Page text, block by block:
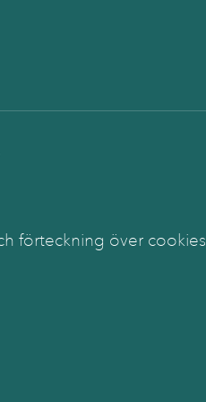
förteckning över cookies